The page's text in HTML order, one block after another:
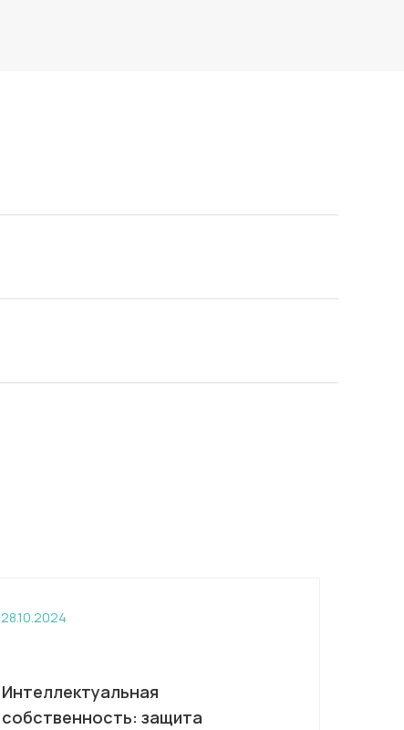
28.10.2024
Интеллектуальная
собственность: защита